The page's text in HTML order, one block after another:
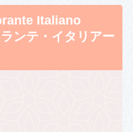
Italiano
ンテ・イタリアー